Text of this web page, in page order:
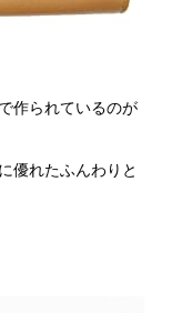
作られているのが
優れたふんわりと